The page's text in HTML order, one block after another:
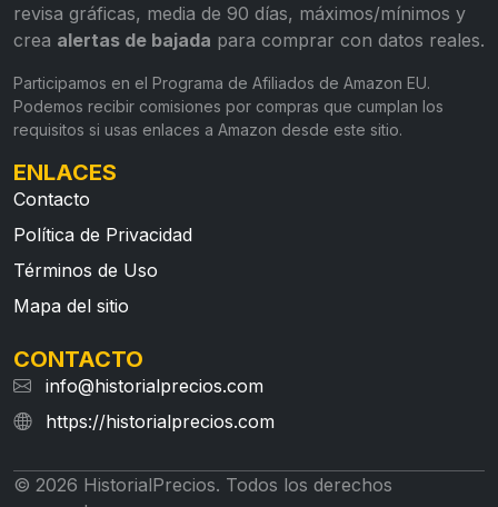
revisa gráficas, media de 90 días, máximos/mínimos y
crea alertas de bajada para comprar con datos reales.
Participamos en el Programa de Afiliados de Amazon EU.
Podemos recibir comisiones por compras que cumplan los
requisitos si usas enlaces a Amazon desde este sitio.
ENLACES
Contacto
Política de Privacidad
Términos de Uso
Mapa del sitio
CONTACTO
info@historialprecios.com
https://historialprecios.com
© 2026 HistorialPrecios. Todos los derechos